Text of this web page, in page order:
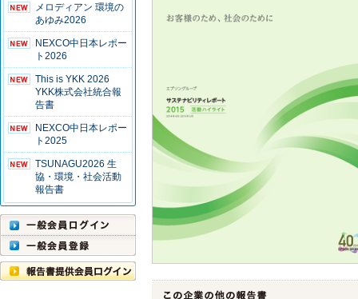
メロディアン 環境の
あゆみ2026
NEXCO中日本レポー
ト2026
This is YKK 2026
YKK株式会社統合報
告書
NEXCO中日本レポー
ト2025
TSUNAGU2026 生
協・環境・社会活動
報告書